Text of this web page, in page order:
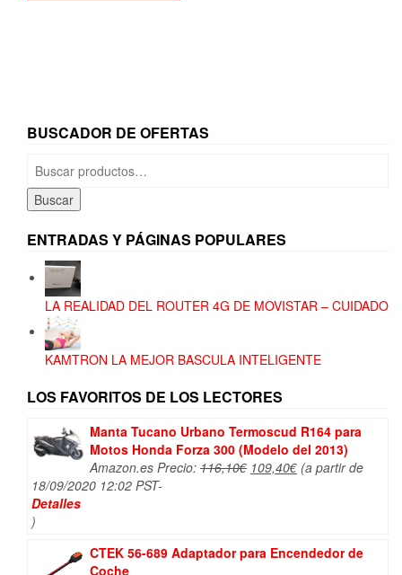
BUSCADOR DE OFERTAS
Buscar
por:
Buscar
ENTRADAS Y PÁGINAS POPULARES
LA REALIDAD DEL ROUTER 4G DE MOVISTAR – CUIDADO
KAMTRON LA MEJOR BASCULA INTELIGENTE
LOS FAVORITOS DE LOS LECTORES
Manta Tucano Urbano Termoscud R164 para
Motos Honda Forza 300 (Modelo del 2013)
Amazon.es Precio: 116,10€ El
109,40€El(a partir de
18/09/2020 12:02 PST-
Detalles
)
CTEK 56-689 Adaptador para Encendedor de
Coche